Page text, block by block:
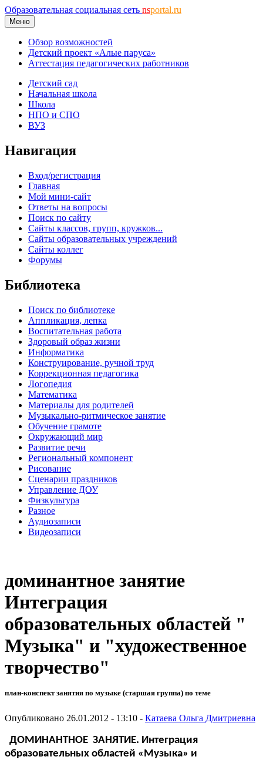
Образовательная социальная сеть nsportal.ru
Меню
Обзор возможностей
Детский проект «Алые паруса»
Аттестация педагогических работников
Детский сад
Начальная школа
Школа
НПО и СПО
ВУЗ
Навигация
Вход/регистрация
Главная
Мой мини-сайт
Ответы на вопросы
Поиск по сайту
Сайты классов, групп, кружков...
Сайты образовательных учреждений
Сайты коллег
Форумы
Библиотека
Поиск по библиотеке
Аппликация, лепка
Воспитательная работа
Здоровый образ жизни
Информатика
Конструирование, ручной труд
Коррекционная педагогика
Логопедия
Математика
Материалы для родителей
Музыкально-ритмическое занятие
Обучение грамоте
Окружающий мир
Развитие речи
Региональный компонент
Рисование
Сценарии праздников
Управление ДОУ
Физкультура
Разное
Аудиозаписи
Видеозаписи
доминантное занятие
Интеграция
образовательных областей "
Музыка" и "художественное
творчество"
план-конспект занятия по музыке (старшая группа) по теме
Опубликовано 26.01.2012 - 13:10 - Катаева Ольга Дмитриевна
ДОМИНАНТНОЕ ЗАНЯТИЕ. Интеграция
образовательных областей «Музыка» и